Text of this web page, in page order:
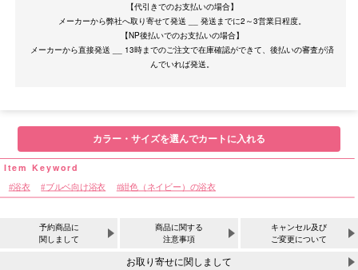
【代引きでのお支払いの場合】
メーカーから弊社へ取り寄せて発送 __ 発送までに2～3営業日程度。
【NP後払いでのお支払いの場合】
メーカーから直接発送 __ 13時までのご注文で在庫確認ができて、後払いの審査が済
カラー・サイズを選んでカートに入れる
浴衣 ブルベ向け浴衣 紺色（ネイビー）の浴衣
予約商品に
関しまして
商品に関する
注意事項
キャンセル及び
ご変更について
お取り寄せに関しまして